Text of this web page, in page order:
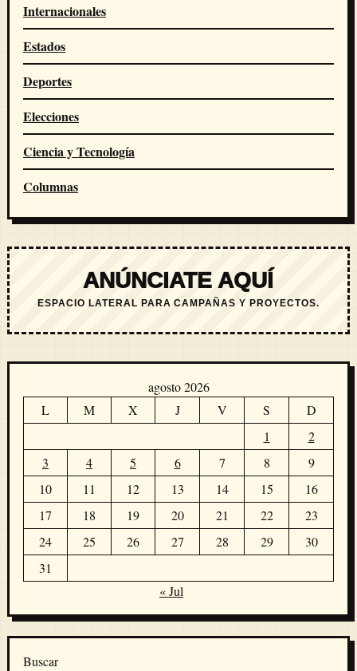
Internacionales
Estados
Deportes
Elecciones
Ciencia y Tecnología
Columnas
ANÚNCIATE AQUÍ
ESPACIO LATERAL PARA CAMPAÑAS Y PROYECTOS.
agosto 2026
L
M X J V S
D
1
2
3
4 5 6 7 8
9
10
11 12 13 14 15
16
17
18 19 20 21 22
23
24
25 26 27 28 29
30
31
« Jul
Buscar